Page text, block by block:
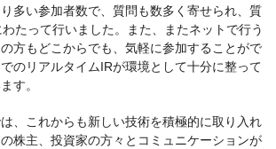
多い参加者数で、質問も数多く寄せられ、質
たって行いました。また、またネットで行う
方もどこからでも、気軽に参加することがで
のリアルタイムIRが環境として十分に整って
す。
、これからも新しい技術を積極的に取り入れ
株主、投資家の方々とコミュニケーションが